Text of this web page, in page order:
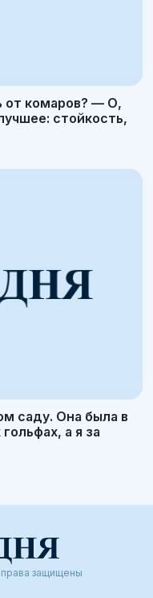
от комаров? — О,
стойкость,
саду. Она была в
а я за
защищены